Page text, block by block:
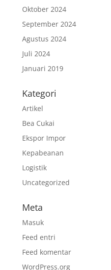
Oktober 2024
September 2024
Agustus 2024
Juli 2024
Januari 2019
Kategori
Artikel
Bea Cukai
Ekspor Impor
Kepabeanan
Logistik
Uncategorized
Meta
Masuk
Feed entri
Feed komentar
WordPress.org